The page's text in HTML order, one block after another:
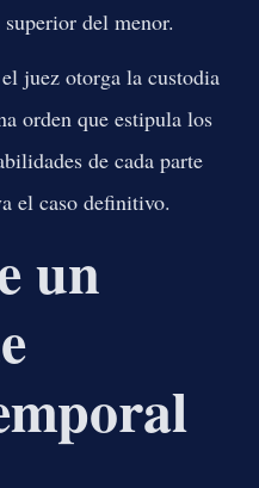
del menor.
juez otorga la custodia
orden que estipula los
de cada parte
el caso definitivo.
un